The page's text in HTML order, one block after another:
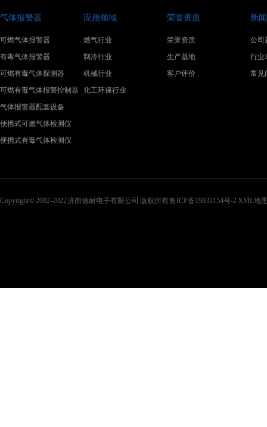
气体报警器
可燃气体报警器
有毒气体报警器
可燃有毒气体探测器
可燃有毒气体报警控制器
气体报警器配套设备
便携式可燃气体检测仪
便携式有毒气体检测仪
应用领域
燃气行业
制冷行业
机械行业
化工环保行业
荣誉资质
荣誉资质
生产基地
客户评价
新
公司
行业
常见
Copyright © 2002-2022 济南德耐电子有限公司 版权所有鲁ICP备19033154号-2XML地